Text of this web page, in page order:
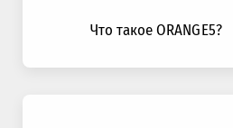
Что такое ORANGE5?